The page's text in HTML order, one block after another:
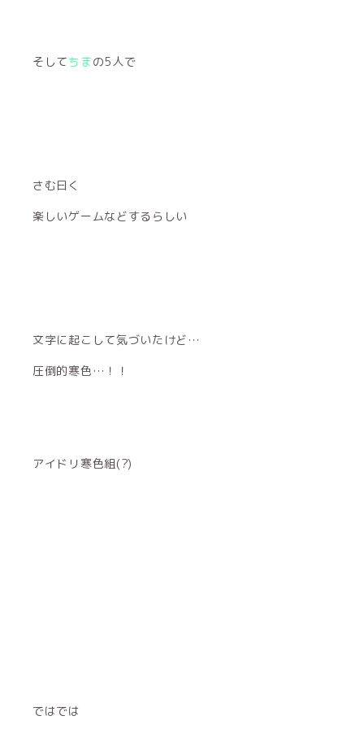
そしてちまの5人で
さむ曰く
楽しいゲームなどするらしい
文字に起こして気づいたけど…
圧倒的寒色…！！
アイドリ寒色組(?)
ではでは